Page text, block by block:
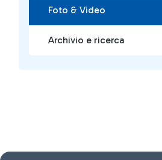
Foto & Video
Archivio e ricerca